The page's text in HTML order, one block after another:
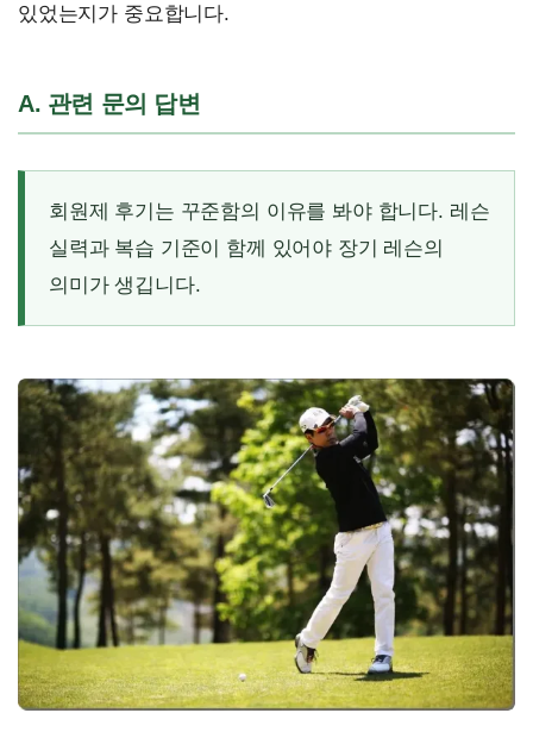
있었는지가 중요합니다.
A. 관련 문의 답변
회원제 후기는 꾸준함의 이유를 봐야 합니다. 레슨
실력과 복습 기준이 함께 있어야 장기 레슨의
의미가 생깁니다.